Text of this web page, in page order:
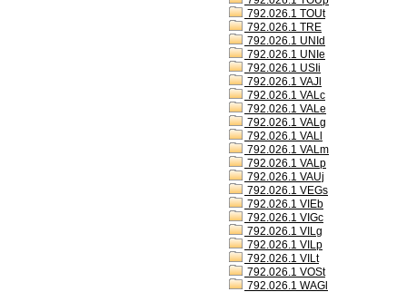
792.026.1 TOUt
792.026.1 TRE
792.026.1 UNId
792.026.1 UNIe
792.026.1 USIi
792.026.1 VAJl
792.026.1 VALc
792.026.1 VALe
792.026.1 VALg
792.026.1 VALl
792.026.1 VALm
792.026.1 VALp
792.026.1 VAUj
792.026.1 VEGs
792.026.1 VIEb
792.026.1 VIGc
792.026.1 VILg
792.026.1 VILp
792.026.1 VILt
792.026.1 VOSt
792.026.1 WAGl